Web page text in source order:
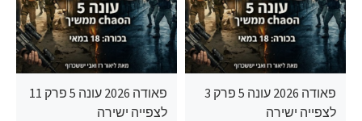
פאודה 2026 עונה 5 פרק 11
לצפייה ישירה
פאודה 2026 עונה 5 פרק 3
לצפייה ישירה